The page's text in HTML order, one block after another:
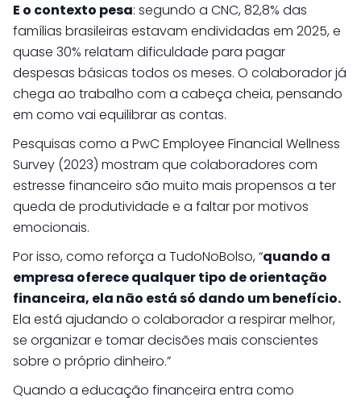
E o contexto pesa: segundo a CNC, 82,8% das
famílias brasileiras estavam endividadas em 2025, e
quase 30% relatam dificuldade para pagar
despesas básicas todos os meses. O colaborador já
chega ao trabalho com a cabeça cheia, pensando
em como vai equilibrar as contas.
Pesquisas como a PwC Employee Financial Wellness
Survey (2023) mostram que colaboradores com
estresse financeiro são muito mais propensos a ter
queda de produtividade e a faltar por motivos
emocionais.
Por isso, como reforça a TudoNoBolso, “quando a
empresa oferece qualquer tipo de orientação
financeira, ela não está só dando um benefício.
Ela está ajudando o colaborador a respirar melhor,
se organizar e tomar decisões mais conscientes
sobre o próprio dinheiro.”
Quando a educação financeira entra como